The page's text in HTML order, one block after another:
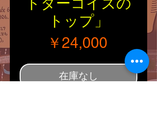
トップ」
￥24,000
在庫なし